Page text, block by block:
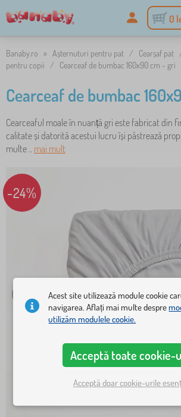
0
Banaby.ro » Așternuturi pentru pat / Cearșaf pat
pentru copii
/ Cearceaf de bumbac 160x90 cm - gri
Cearceaf de bumbac
Cearceaful moale în nuanță gri este fabricat din
calitate și datorită acestui lucru își păstrează
multe .. mai mult
-24%
Acest site utilizează module cookie
navigarea. Aflați mai multe despre
utilizăm modulele cookie.
Acceptă toate cookie-
Acceptă doar cookie-urile